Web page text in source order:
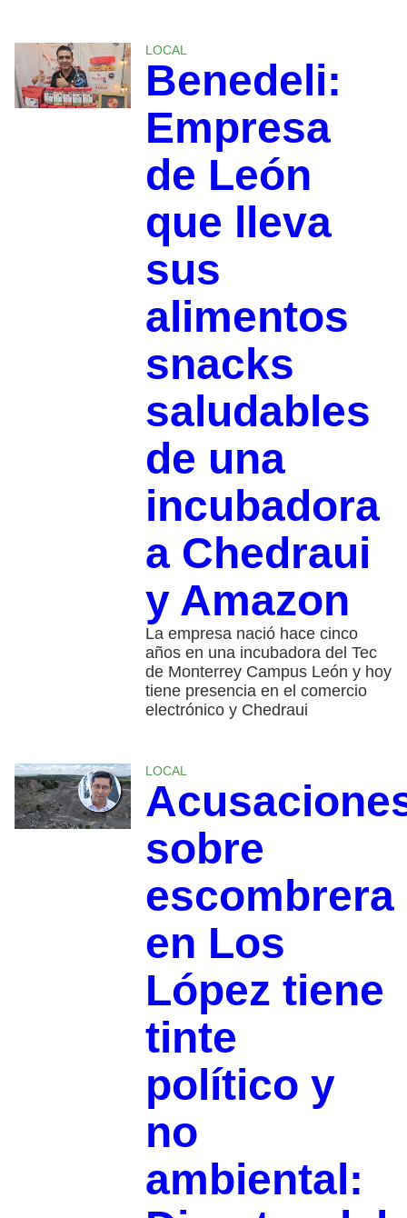
LOCAL
Benedeli:
Empresa
de León
que lleva
sus
alimentos
snacks
saludables
de una
incubadora
a Chedraui
y Amazon
La empresa nació hace cinco
años en una incubadora del Tec
de Monterrey Campus León y hoy
tiene presencia en el comercio
electrónico y Chedraui
LOCAL
sobre
escombrera
en Los
López tiene
tinte
político y
no
ambiental: